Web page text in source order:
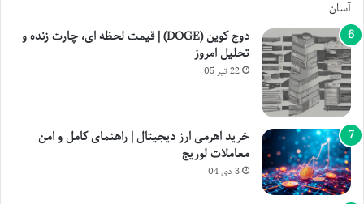
دوج کوین (DOGE) | قیمت لحظه ای، چارت زنده و
تحلیل امروز
22 تیر 05
خرید اهرمی ارز دیجیتال | راهنمای کامل و امن
معاملات لوریج
3 دی 04